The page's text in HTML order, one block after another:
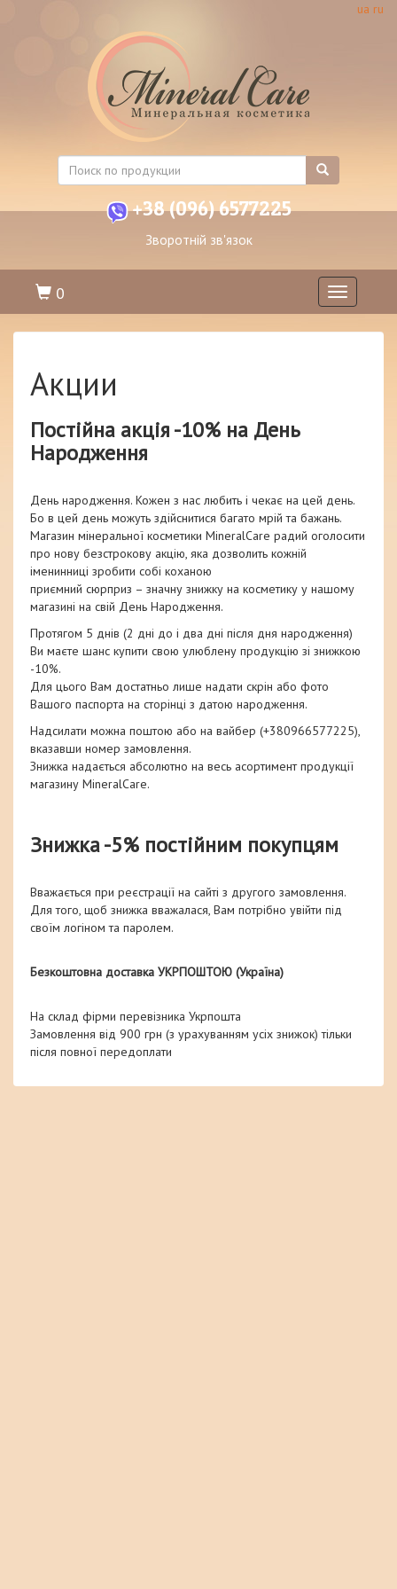
ua ru
+38 (096) 6577225
Зворотній зв'язок
Toggle
navigation
0
Акции
Постійна акція -10% на День
Народження
День народження. Кожен з нас любить і чекає на цей день.
Бо в цей день можуть здійснитися багато мрій та бажань.
Магазин мінеральної косметики MineralCare радий оголосити
про нову безстрокову акцію, яка дозволить кожній
іменинниці зробити собі коханою
приємний сюрприз – значну знижку на косметику у нашому
магазині на свій День Народження.
Протягом 5 днів (2 дні до і два дні після дня народження)
Ви маєте шанс купити свою улюблену продукцію зі знижкою
-10%.
Для цього Вам достатньо лише надати скрін або фото
Вашого паспорта на сторінці з датою народження.
Надсилати можна поштою або на вайбер (+380966577225),
вказавши номер замовлення.
Знижка надається абсолютно на весь асортимент продукції
магазину MineralCare.
Знижка -5% постійним покупцям
Вважається при реєстрації на сайті з другого замовлення.
Для того, щоб знижка вважалася, Вам потрібно увійти під
своїм логіном та паролем.
Безкоштовна доставка УКРПОШТОЮ (Україна)
На склад фірми перевізника Укрпошта
Замовлення від 900 грн (з урахуванням усіх знижок) тільки
після повної передоплати